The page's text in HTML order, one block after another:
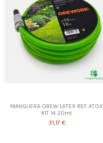
MANGUERA OREW LATEX REF ATOX
KIT 14 20mt
31,17 €